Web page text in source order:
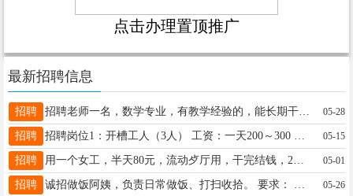
点击办理置顶推广
最新招聘信息
招聘 招聘老师一名，数学专业，有教学经验的，能长期干的优先。 05-28
招聘 05-15
招聘 05-01
招聘 05-26